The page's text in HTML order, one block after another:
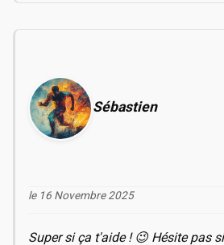
Sébastien
le 16 Novembre 2025
Super si ça t'aide ! 😉 Hésite pas